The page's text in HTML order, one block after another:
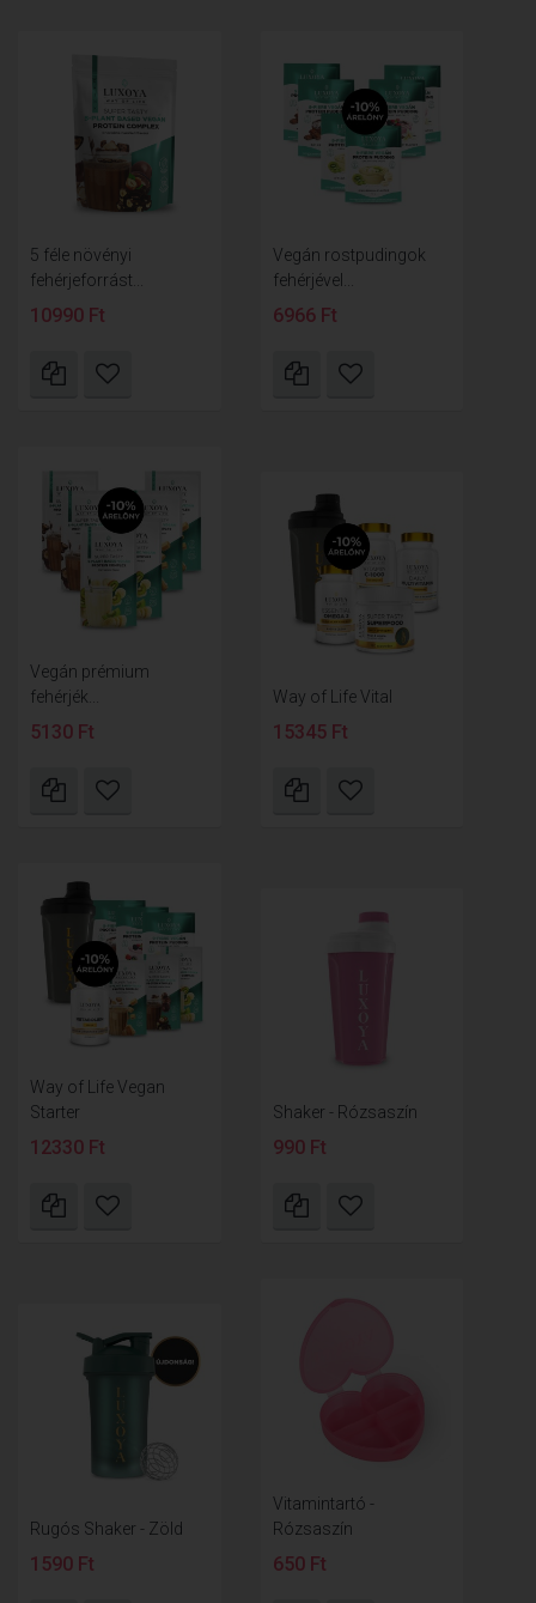
5 féle növényi
fehérjeforrást...
10990 Ft
Vegán rostpudingok
fehérjével...
6966 Ft
Vegán prémium
fehérjék...
5130 Ft
Way of Life Vital
15345 Ft
Way of Life Vegan
Starter
12330 Ft
Shaker - Rózsaszín
990 Ft
Rugós Shaker - Zöld
1590 Ft
Vitamintartó -
Rózsaszín
650 Ft